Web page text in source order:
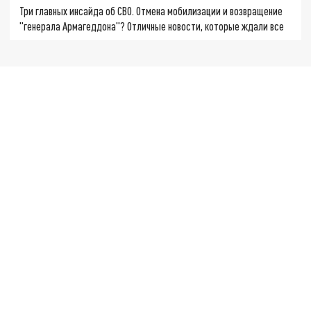
Три главных инсайда об СВО. Отмена мобилизации и возвращение
"генерала Армагеддона"? Отличные новости, которые ждали все